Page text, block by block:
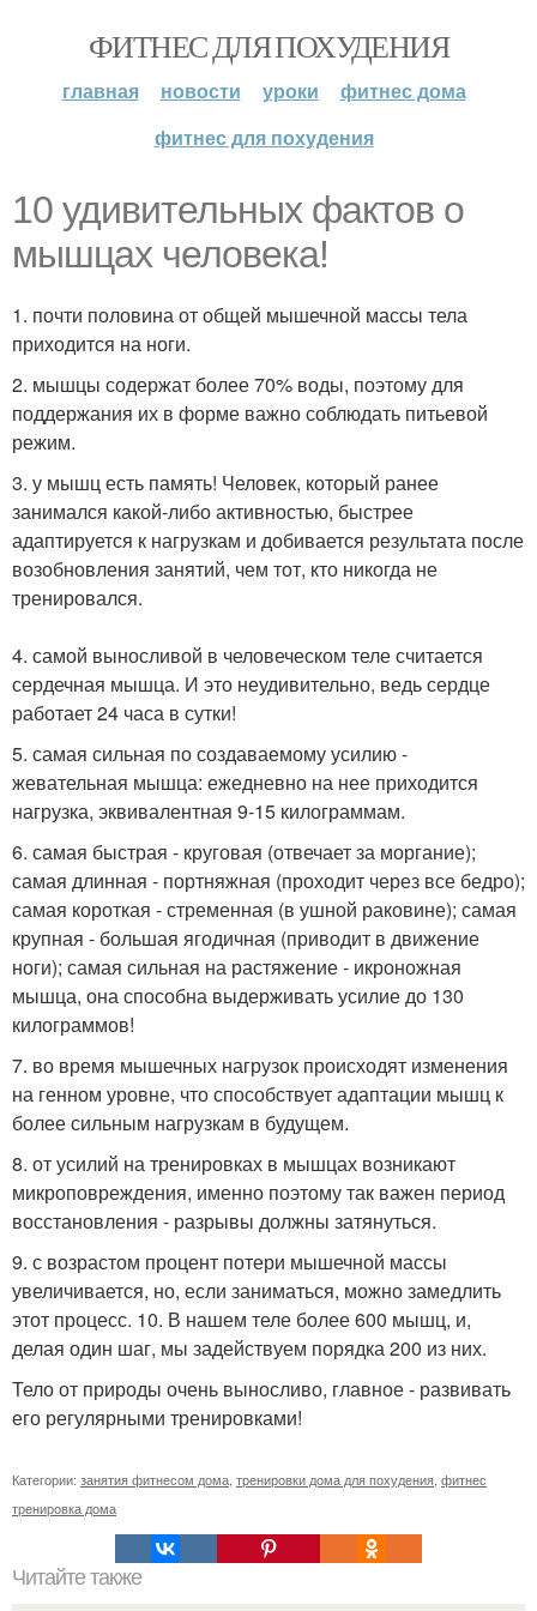
ФИТНЕС ДЛЯ ПОХУДЕНИЯ
главная новости уроки
фитнес дома
фитнес для похудения
10 удивительных фактов о
мышцах человека!
1. почти половина от общей мышечной массы тела
приходится на ноги.
2. мышцы содержат более 70% воды, поэтому для
поддержания их в форме важно соблюдать питьевой
режим.
3. у мышц есть память! Человек, который ранее
занимался какой-либо активностью, быстрее
адаптируется к нагрузкам и добивается результата после
возобновления занятий, чем тот, кто никогда не
тренировался.
4. самой выносливой в человеческом теле считается
сердечная мышца. И это неудивительно, ведь сердце
работает 24 часа в сутки!
5. самая сильная по создаваемому усилию -
жевательная мышца: ежедневно на нее приходится
нагрузка, эквивалентная 9-15 килограммам.
6. самая быстрая - круговая (отвечает за моргание);
самая длинная - портняжная (проходит через все бедро);
самая короткая - стременная (в ушной раковине); самая
крупная - большая ягодичная (приводит в движение
ноги); самая сильная на растяжение - икроножная
мышца, она способна выдерживать усилие до 130
килограммов!
7. во время мышечных нагрузок происходят изменения
на генном уровне, что способствует адаптации мышц к
более сильным нагрузкам в будущем.
8. от усилий на тренировках в мышцах возникают
микроповреждения, именно поэтому так важен период
восстановления - разрывы должны затянуться.
9. с возрастом процент потери мышечной массы
увеличивается, но, если заниматься, можно замедлить
этот процесс. 10. В нашем теле более 600 мышц, и,
делая один шаг, мы задействуем порядка 200 из них.
Тело от природы очень выносливо, главное - развивать
его регулярными тренировками!
Категории: занятия фитнесом дома тренировки дома для похудения фитнес
тренировка дома
Читайте также